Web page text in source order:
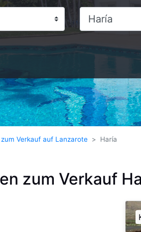
Verkauf auf Lanzarote Haría
zum Verkauf